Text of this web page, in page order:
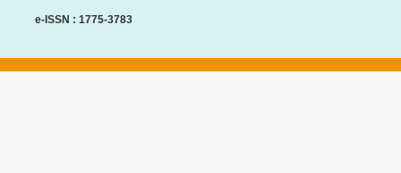
e-ISSN : 1775-3783